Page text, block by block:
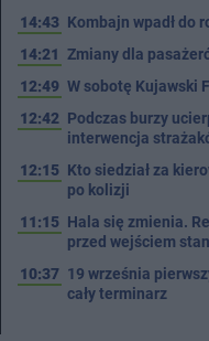
14:43 Kombajn wpadł do
14:21 Zmiany dla
12:49 W sobotę Kujawski
12:42 Podczas burzy
interwencja
12:15 Kto siedział za
po kolizji
11:15 Hala się zmienia.
przed wejściem
10:37 19 września
cały terminarz